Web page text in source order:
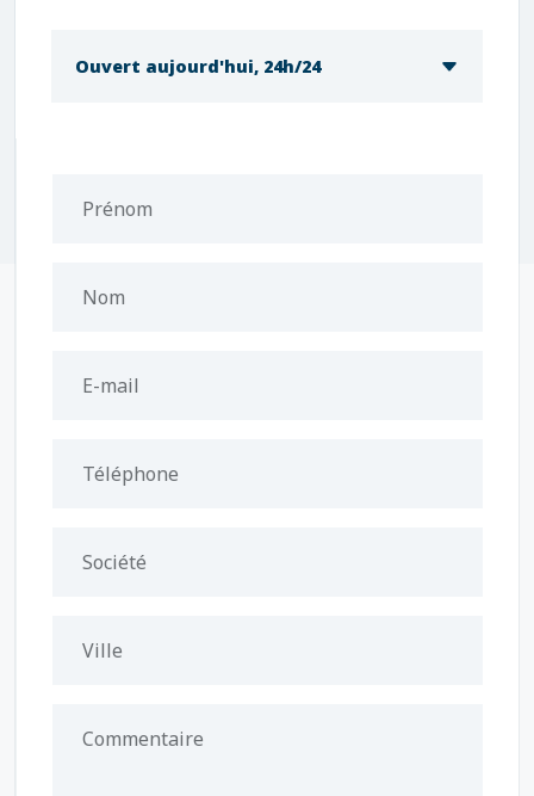
Ouvert aujourd'hui, 24h/24
Prénom
Nom
E-mail
Téléphone
Société
Ville
Commentaire